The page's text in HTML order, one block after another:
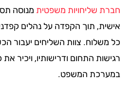
שליחויות משפטיתמנוסה תספק
תוך הקפדה על נהלים קפדניים
משלוח. צוות השליחים יעבור הכשרה
התחום ודרישותיו, ויכיר את כל
המשפט.